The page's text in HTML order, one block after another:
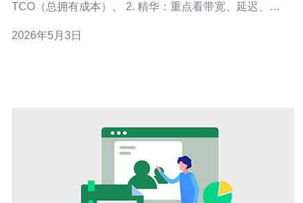
TCO（总拥有成本）。 2. 精华：重点看带宽、延迟、
华：别只看单价，关注计费模式、出口流量与突发流量成
2026年5月3日